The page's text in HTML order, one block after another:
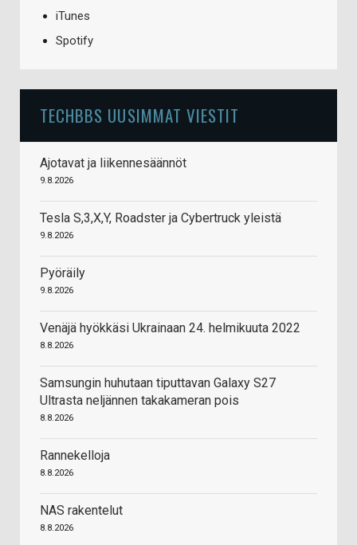
iTunes
Spotify
TECHBBS UUSIMMAT VIESTIT
Ajotavat ja liikennesäännöt
9.8.2026
Tesla S,3,X,Y, Roadster ja Cybertruck yleistä
9.8.2026
Pyöräily
9.8.2026
Venäjä hyökkäsi Ukrainaan 24. helmikuuta 2022
8.8.2026
Samsungin huhutaan tiputtavan Galaxy S27
Ultrasta neljännen takakameran pois
8.8.2026
Rannekelloja
8.8.2026
NAS rakentelut
8.8.2026